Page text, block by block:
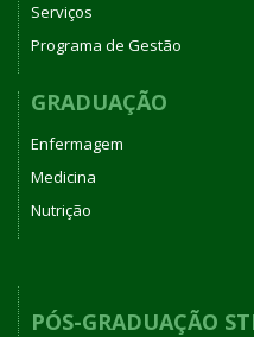
Serviços
Programa de Gestão
GRADUAÇÃO
Enfermagem
Medicina
Nutrição
PÓS-GRADUAÇÃO